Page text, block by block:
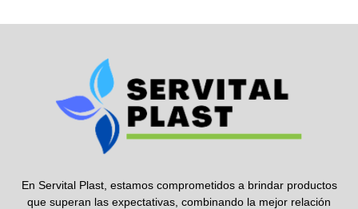
En Servital Plast, estamos comprometidos a brindar productos
que superan las expectativas, combinando la mejor relación